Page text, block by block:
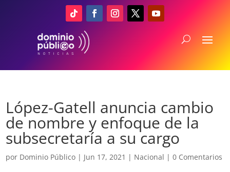
López-Gatell anuncia cambio
de nombre y enfoque de la
subsecretaría a su cargo
por Dominio Público | Jun 17, 2021 | Nacional |0 Comentarios